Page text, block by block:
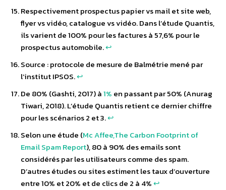
Respectivement prospectus papier vs mail et site web,
flyer vs vidéo, catalogue vs vidéo. Dans l’étude Quantis,
ils varient de 100% pour les factures à 57,6% pour le
prospectus automobile.↩︎
Source : protocole de mesure de Balmétrie mené par
l’institut IPSOS.↩︎
De 80% (Gashti, 2017) à1% en passant par 50% (Anurag
Tiwari, 2018). L’étude Quantis retient ce dernier chiffre
pour les scénarios 2 et 3.↩︎
Selon une étude (Mc Affee,The Carbon Footprint of
Email Spam Report), 80 à 90% des emails sont
considérés par les utilisateurs comme des spam.
D’autres études ou sites estiment les taux d’ouverture
entre 10% et 20% et de clics de 2 à 4%↩︎